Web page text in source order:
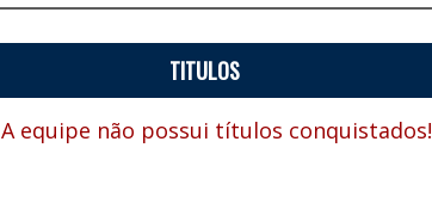
TITULOS
A equipe não possui títulos conquistados!